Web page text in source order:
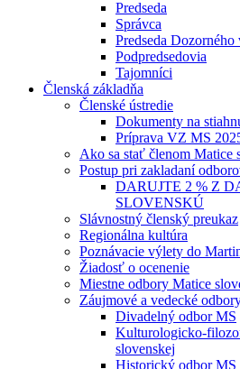
Predseda
Správca
Predseda Dozorného
Podpredsedovia
Tajomníci
Členská základňa
Členské ústredie
Dokumenty na
Príprava VZ MS
Ako sa stať členom Matice
Postup pri zakladaní
DARUJTE 2 % Z
SLOVENSKÚ
Slávnostný členský preukaz
Regionálna kultúra
Poznávacie výlety do
Žiadosť o ocenenie
Miestne odbory Matice
Záujmové a vedecké
Divadelný odbor MS
Kulturologicko-
slovenskej
Historický odbor MS